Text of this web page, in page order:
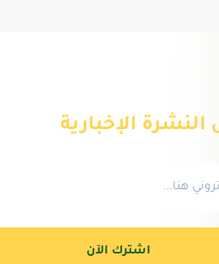
الإخبارية
اشترك الآن